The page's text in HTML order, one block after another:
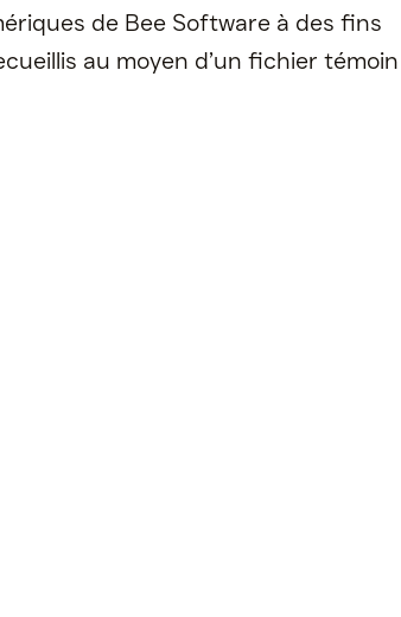
de Bee Software à des fins
au moyen d’un fichier témoin